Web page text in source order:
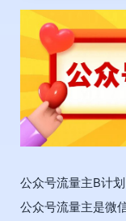
公众号流量主B计
公众号流量主是微